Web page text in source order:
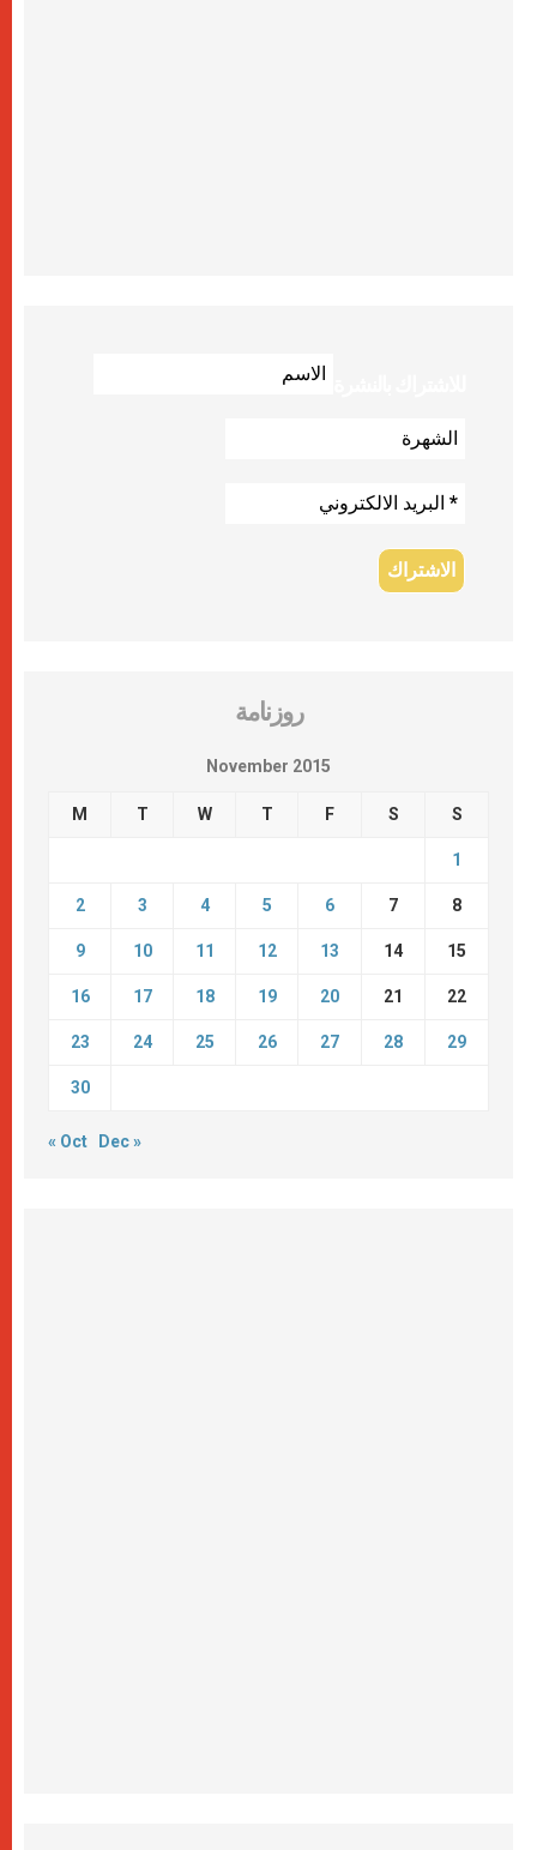
روزنامة
November 2015
M T W T F S S
1
2 3 4 5 6 7 8
9 10 11 12 13 14 15
16 17 18 19 20 21 22
23 24 25 26 27 28 29
30
« Oct Dec »